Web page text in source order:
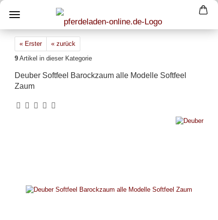
« Erster
« zurück
9 Artikel in dieser Kategorie
Deuber Softfeel Barockzaum alle Modelle Softfeel
Zaum